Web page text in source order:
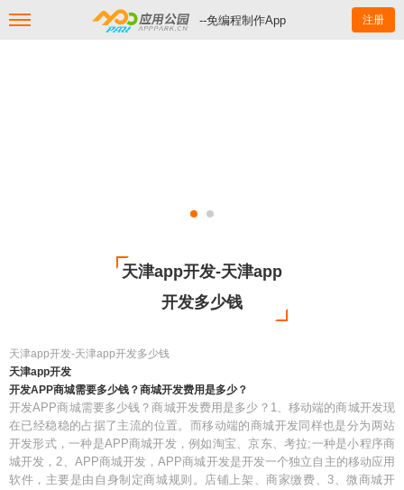
--免编程制作App 注册
天津app开发-天津app
开发多少钱
天津app开发-天津app开发多少钱
天津app开发
开发APP商城需要多少钱？商城开发费用是多少？
开发APP商城需要多少钱？商城开发费用是多少？1、移动端的商城开发现
在已经稳稳的占据了主流的位置。而移动端的商城开发同样也是分为两站
开发形式，一种是APP商城开发，例如淘宝、京东、考拉;一种是小程序商
城开发，2、APP商城开发，APP商城开发是开发一个独立自主的移动应用
软件，主要是由自身制定商城规则。店铺上架、商家缴费、3、微商城开